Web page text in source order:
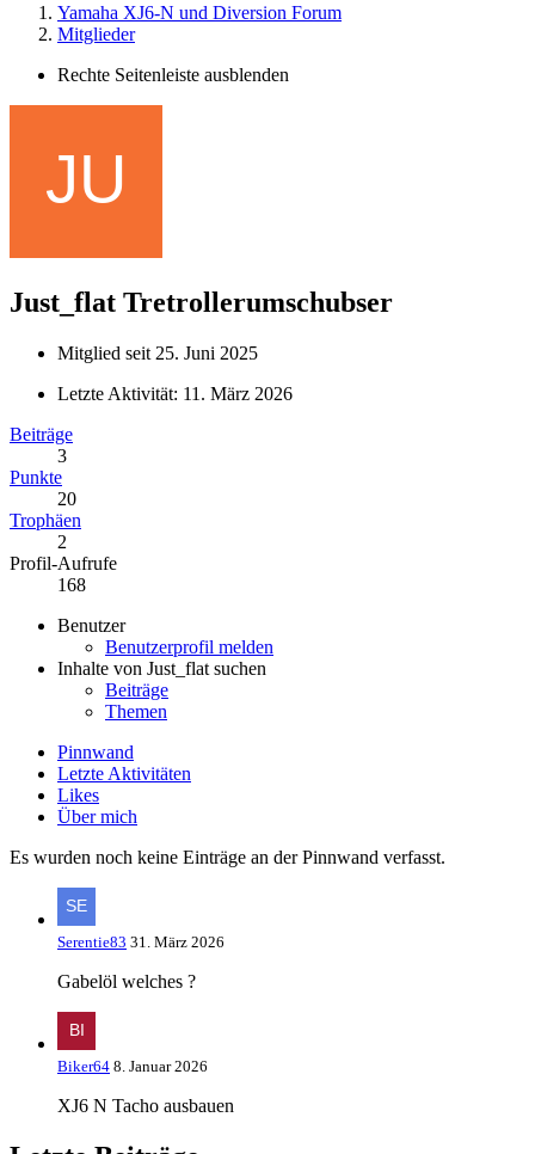
Yamaha XJ6-N und Diversion Forum
Mitglieder
Rechte Seitenleiste ausblenden
Just_flat Tretrollerumschubser
Mitglied seit 25. Juni 2025
Letzte Aktivität: 11. März 2026
Beiträge
3
Punkte
20
Trophäen
2
Profil-Aufrufe
168
Benutzer
Benutzerprofil melden
Inhalte von Just_flat suchen
Beiträge
Themen
Pinnwand
Letzte Aktivitäten
Likes
Über mich
Es wurden noch keine Einträge an der Pinnwand verfasst.
Serentie83 31. März 2026
Gabelöl welches ?
Biker64 8. Januar 2026
XJ6 N Tacho ausbauen